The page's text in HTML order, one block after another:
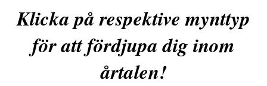
Klicka på respektive mynttyp
för att fördjupa dig inom
årtalen!